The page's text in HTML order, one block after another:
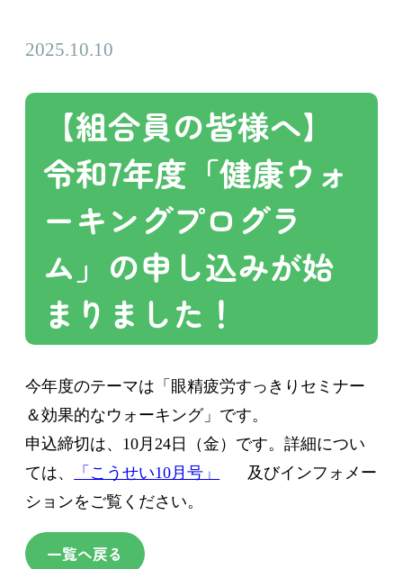
2025.10.10
【組合員の皆様へ】
令和7年度「健康ウォ
ーキングプログラ
ム」の申し込みが始
まりました！
今年度のテーマは「眼精疲労すっきりセミナー
＆効果的なウォーキング」です。
申込締切は、10月24日（金）です。詳細につい
ては、
「こうせい10月号」
及びインフォメー
ションをご覧ください。
一覧へ戻る